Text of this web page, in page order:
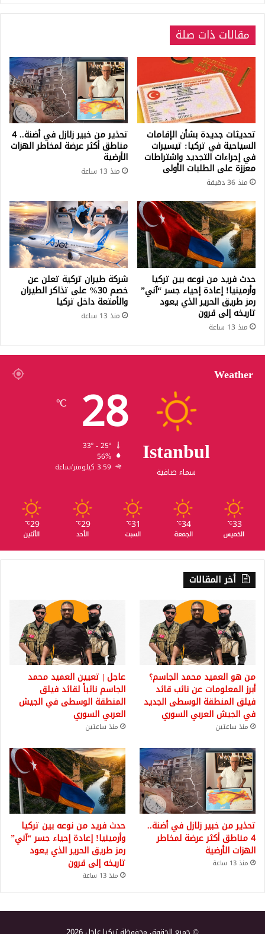
مقالات ذات صلة
تحديثات جديدة بشأن الإقامات
السياحية في تركيا: تيسيرات
في إجراءات التجديد واشتراطات
معززة على الطلبات الأولى
منذ 36 دقيقة
تحذير من خبير زلازل في أضنة.. 4
مناطق أكثر عرضة لمخاطر الهزات
الأرضية
منذ 13 ساعة
حدث فريد من نوعه بين تركيا
وأرمينيا! إعادة إحياء جسر “آني”
رمز طريق الحرير الذي يعود
تاريخه إلى قرون
منذ 13 ساعة
شركة طيران تركية تعلن عن
خصم 30% على تذاكر الطيران
والأمتعة داخل تركيا
منذ 13 ساعة
Weather
Istanbul
سماء صافية
28
℃
56%
3.59 كيلومتر/ساعة
33
℃
الخميس
34
℃
الجمعة
31
℃
السبت
29
℃
الأحد
29
℃
الأثنين
أخر المقالات
من هو العميد محمد الجاسم؟
أبرز المعلومات عن نائب قائد
فيلق المنطقة الوسطى الجديد
في الجيش العربي السوري
منذ ساعتين
عاجل | تعيين العميد محمد
الجاسم نائباً لقائد فيلق
المنطقة الوسطى في الجيش
العربي السوري
منذ ساعتين
تحذير من خبير زلازل في أضنة..
4 مناطق أكثر عرضة لمخاطر
الهزات الأرضية
منذ 13 ساعة
حدث فريد من نوعه بين تركيا
وأرمينيا! إعادة إحياء جسر “آني”
رمز طريق الحرير الذي يعود
تاريخه إلى قرون
منذ 13 ساعة